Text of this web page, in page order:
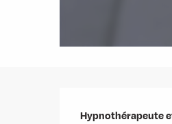
Hypnothérapeute